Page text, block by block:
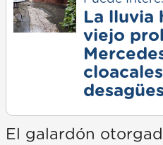
La lluvia
viejo
El galardón